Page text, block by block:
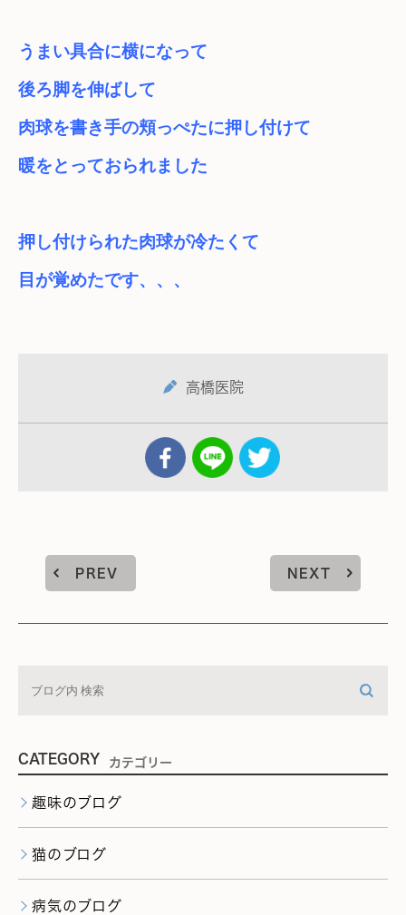
うまい具合に横になって
後ろ脚を伸ばして
暖をとっておられました
押し付けられた肉球が冷たくて
目が覚めたです、、、
高橋医院
PREV NEXT
CATEGORY カテゴリー
趣味のブログ
猫のブログ
病気のブログ